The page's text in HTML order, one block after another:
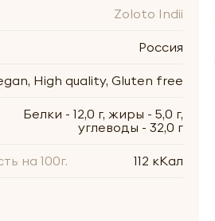
Zoloto Indii
Россия
High quality, Gluten free
Белки - 12,0 г, жиры - 5,0 г,
углеводы - 32,0 г
на 100г. 112 кКал